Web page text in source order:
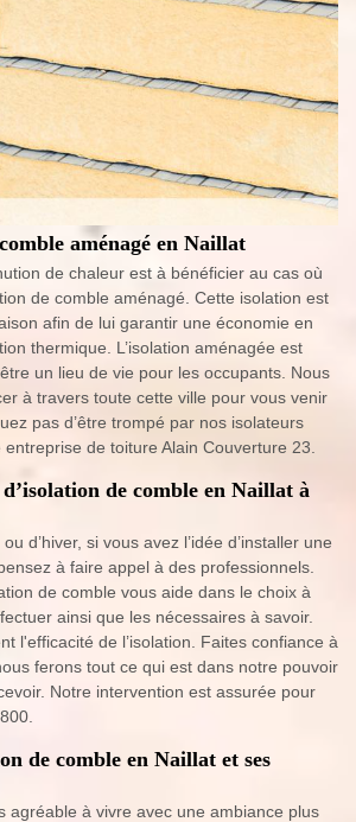
aménagé en Naillat
de chaleur est à bénéficier au cas où
de comble aménagé. Cette isolation est
afin de lui garantir une économie en
thermique. L’isolation aménagée est
un lieu de vie pour les occupants. Nous
à travers toute cette ville pour vous venir
pas d’être trompé par nos isolateurs
de toiture Alain Couverture 23.
de comble en Naillat à
d’hiver, si vous avez l’idée d’installer une
à faire appel à des professionnels.
de comble vous aide dans le choix à
ainsi que les nécessaires à savoir.
l'efficacité de l’isolation. Faites confiance à
ferons tout ce qui est dans notre pouvoir
Notre intervention est assurée pour
de comble en Naillat et ses
agréable à vivre avec une ambiance plus